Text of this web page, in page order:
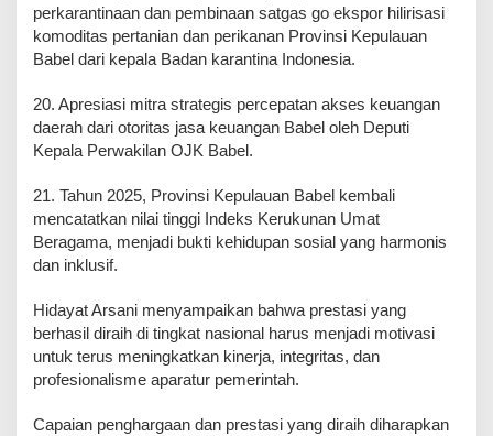
perkarantinaan dan pembinaan satgas go ekspor hilirisasi
komoditas pertanian dan perikanan Provinsi Kepulauan
Babel dari kepala Badan karantina Indonesia.
20. Apresiasi mitra strategis percepatan akses keuangan
daerah dari otoritas jasa keuangan Babel oleh Deputi
Kepala Perwakilan OJK Babel.
21. Tahun 2025, Provinsi Kepulauan Babel kembali
mencatatkan nilai tinggi Indeks Kerukunan Umat
Beragama, menjadi bukti kehidupan sosial yang harmonis
dan inklusif.
Hidayat Arsani menyampaikan bahwa prestasi yang
berhasil diraih di tingkat nasional harus menjadi motivasi
untuk terus meningkatkan kinerja, integritas, dan
profesionalisme aparatur pemerintah.
Capaian penghargaan dan prestasi yang diraih diharapkan